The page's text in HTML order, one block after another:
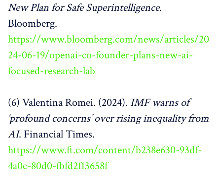
New Plan for Safe Superintelligence.
Bloomberg.
https://www.bloomberg.com/news/articles/20
24-06-19/openai-co-founder-plans-new-ai-
focused-research-lab
(6) Valentina Romei. (2024). IMF warns of
‘profound concerns’ over rising inequality from
AI. Financial Times.
https://www.ft.com/content/b238e630-93df-
4a0c-80d0-fbfd2f13658f